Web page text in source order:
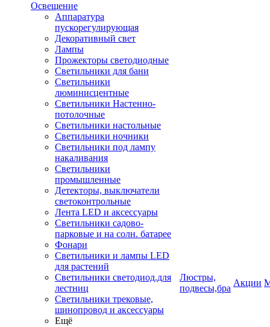
Освещение
Аппаратура
пускорегулирующая
Декоративный свет
Лампы
Прожекторы светодиодные
Светильники для бани
Светильники
люминисцентные
Светильники Настенно-
потолочные
Светильники настольные
Светильники ночники
Светильники под лампу
накаливания
Светильники
промышленные
Детекторы, выключатели
светоконтрольные
Лента LED и аксессуары
Светильники садово-
парковые и на солн. батарее
Фонари
Светильники и лампы LED
для растений
Светильники светодиод.для
лестниц
Светильники трековые,
шинопровод и аксессуары
Ещё
Люстры,
подвесы,бра
Акции